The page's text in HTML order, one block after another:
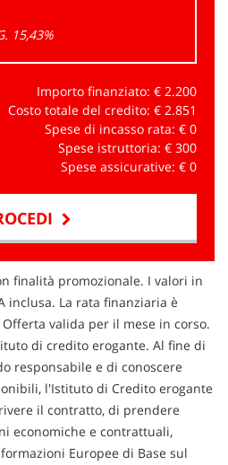
15,43%
Importo finanziato: € 2.200
Costo totale del credito: € 2.851
Spese di incasso rata: € 0
Spese istruttoria: € 300
Spese assicurative: € 0
finalità promozionale. I valori in
inclusa. La rata finanziaria è
valida per il mese in corso.
di credito erogante. Al fine di
responsabile e di conoscere
l'Istituto di Credito erogante
il contratto, di prendere
economiche e contrattuali,
Europee di Base sul